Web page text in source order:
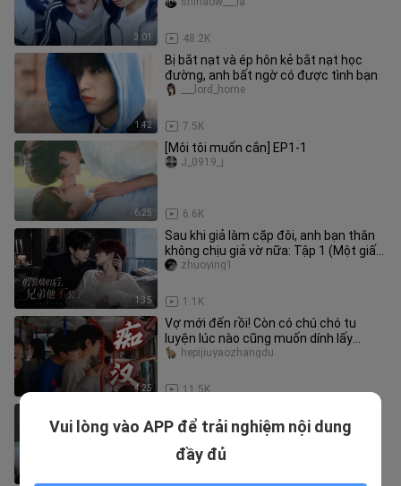
3:01 48.2K
1:42
Bị bắt nạt và ép hôn kẻ bắt nạt học
đường, anh bất ngờ có được tình bạn
7.5K
___lord_horne
6:25
[Môi tôi muốn cắn] EP1-1
6.6K
J_0919_j
1:35
Sau khi giả làm cặp đôi, anh bạn thân
không chịu giả vờ nữa: Tập 1 (Một giấc
ngủ dậy, tôi và anh bạn
1.1K
zhuoying1
4:25
Vợ mới đến rồi! Còn có chú chó tu
luyện lúc nào cũng muốn dính lấy
người, vừa ân cần lại vừa tức chế
11.5K
hepijiuyaozhangdu
tuổi nào, bất hạnh và cần được cứu
Vui lòng vào APP để trải nghiệm nội dung
đầy đủ